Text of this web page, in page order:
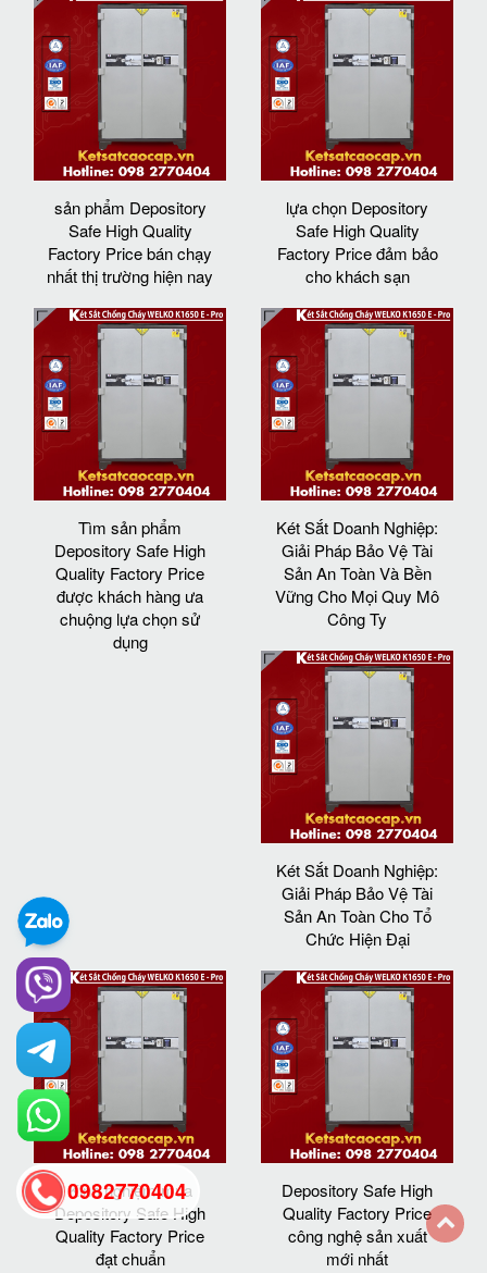
sản phẩm Depository
Safe High Quality
Factory Price bán chạy
nhất thị trường hiện nay
lựa chọn Depository
Safe High Quality
Factory Price đảm bảo
cho khách sạn
Tìm sản phẩm
Depository Safe High
Quality Factory Price
được khách hàng ưa
chuộng lựa chọn sử
dụng
Két Sắt Doanh Nghiệp:
Giải Pháp Bảo Vệ Tài
Sản An Toàn Và Bền
Vững Cho Mọi Quy Mô
Công Ty
Két Sắt Doanh Nghiệp:
Giải Pháp Bảo Vệ Tài
Sản An Toàn Cho Tổ
Chức Hiện Đại
Kinh nghiệm mua
Depository Safe High
Quality Factory Price
đạt chuẩn
Depository Safe High
Quality Factory Price
công nghệ sản xuất
mới nhất
0982770404